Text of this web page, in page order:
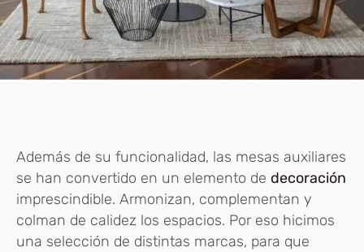
Además de su funcionalidad, las mesas auxiliares
se han convertido en un elemento de decoración
imprescindible. Armonizan, complementan y
colman de calidez los espacios. Por eso hicimos
una selección de distintas marcas, para que